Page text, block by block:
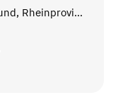
Dortmund, Rheinprovinz